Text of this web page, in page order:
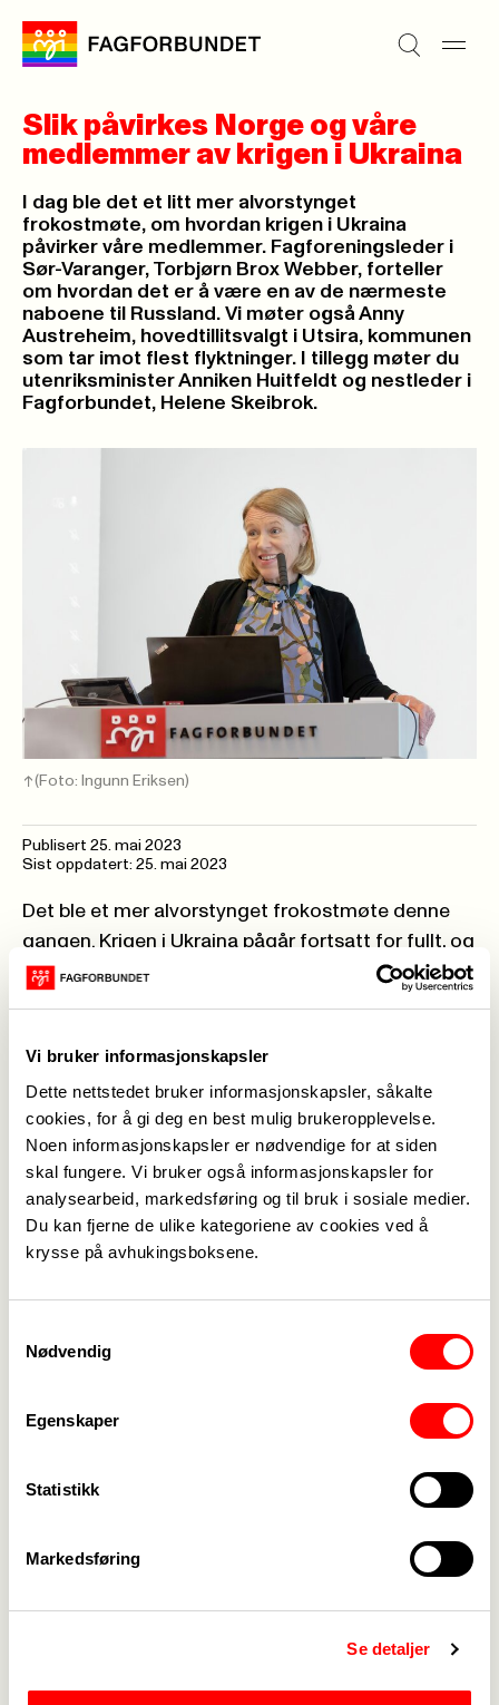
Vi bruker informasjonskapsler
Dette nettstedet bruker informasjonskapsler, såkalte
cookies, for å gi deg en best mulig brukeropplevelse.
Noen informasjonskapsler er nødvendige for at siden
skal fungere. Vi bruker også informasjonskapsler for
analysearbeid, markedsføring og til bruk i sosiale medier.
Du kan fjerne de ulike kategoriene av cookies ved å
krysse på avhukingsboksene.
Nødvendig
Egenskaper
Statistikk
Markedsføring
Se detaljer
Slik påvirkes Norge og våre
medlemmer av krigen i Ukraina
I dag ble det et litt mer alvorstynget
frokostmøte, om hvordan krigen i Ukraina
påvirker våre medlemmer. Fagforeningsleder i
Sør-Varanger, Torbjørn Brox Webber, forteller
om hvordan det er å være en av de nærmeste
naboene til Russland. Vi møter også Anny
Austreheim, hovedtillitsvalgt i Utsira, kommunen
som tar imot flest flyktninger. I tillegg møter du
utenriksminister Anniken Huitfeldt og nestleder i
Fagforbundet, Helene Skeibrok.
(Foto: Ingunn Eriksen)
Publisert 25. mai 2023
Sist oppdatert: 25. mai 2023
Det ble et mer alvorstynget frokostmøte denne
gangen. Krigen i Ukraina pågår fortsatt for fullt, og
påvirker hele Europa. Norge har tatt imot flere
Vi tok en prat med utenriksminister Anniken
Huitfeldt og nestleder i Fagforbundet Helene
Skeibrok om krigen i Ukraina og hvordan den
påvirker Norge og våre medlemmer.
I tillegg forteller fagforeningsleder i Sør-Varanger
en av de nærmeste naboene til Russland nå i dag.
Og vi snakker Med Anny Austreheim som er
kommunen i landet som tar imot flest flyktninger i